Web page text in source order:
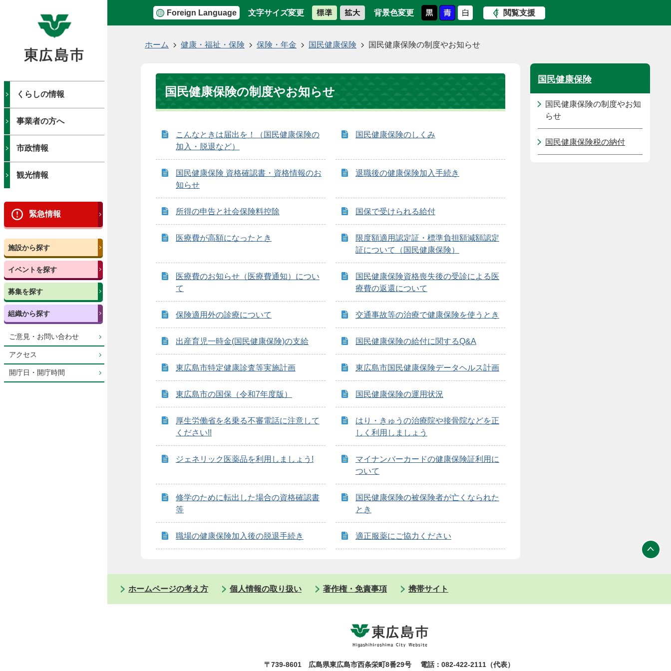
Foreign Language 文字サイズ変更 背景色変更 閲覧支援
くらしの情報
事業者の方へ
市政情報
観光情報
緊急情報
施設から探す
イベントを探す
募集を探す
組織から探す
ご意見・お問い合わせ
アクセス
開庁日・開庁時間
ホーム 健康・福祉・保険 保険・年金 国民健康保険 国民健康保険の制度やお知らせ
国民健康保険の制度やお知らせ
こんなときは届出を！（国民健康保険の
加入・脱退など）
国民健康保険のしくみ
国民健康保険 資格確認書・資格情報のお
知らせ
退職後の健康保険加入手続き
所得の申告と社会保険料控除 国保で受けられる給付
医療費が高額になったとき
限度額適用認定証・標準負担額減額認定
証について（国民健康保険）
医療費のお知らせ（医療費通知）につい
て
国民健康保険資格喪失後の受診による医
療費の返還について
保険適用外の診療について 交通事故等の治療で健康保険を使うとき
出産育児一時金(国民健康保険)の支給 国民健康保険の給付に関するQ&A
東広島市特定健康診査等実施計画 東広島市国民健康保険データヘルス計画
東広島市の国保（令和7年度版） 国民健康保険の運用状況
厚生労働省を名乗る不審電話に注意して
ください!!
はり・きゅうの治療院や接骨院などを正
しく利用しましょう
ジェネリック医薬品を利用しましょう!
マイナンバーカードの健康保険証利用に
ついて
修学のために転出した場合の資格確認書
等
国民健康保険の被保険者が亡くなられた
とき
職場の健康保険加入後の脱退手続き 適正服薬にご協力ください
国民健康保険
国民健康保険の制度やお知
らせ
国民健康保険税の納付
ホームページの考え方 個人情報の取り扱い 著作権・免責事項 携帯サイト
〒739-8601 広島県東広島市西条栄町8番29号 電話：082-422-2111（代表）